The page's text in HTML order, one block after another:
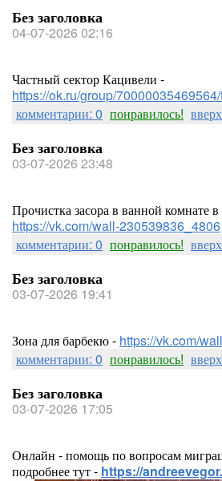
Без заголовка
04-07-2026 02:16
Частный сектор Кацивели -
https://ok.ru/group/
комментарии: 0 понравилось!
Без заголовка
03-07-2026 23:48
Прочистка засора в ванной комнате
https://vk.com/wall-230539836_4806
комментарии: 0 понравилось!
Без заголовка
03-07-2026 19:41
Зона для барбекю - https://vk.com/
комментарии: 0 понравилось!
Без заголовка
03-07-2026 17:05
Онлайн - помощь по вопросам
подробнее тут - https://